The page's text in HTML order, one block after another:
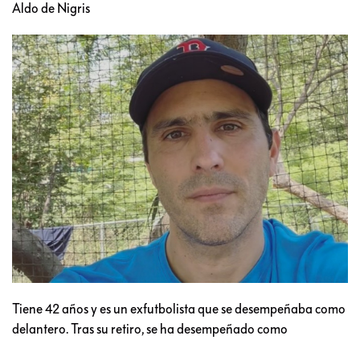
Aldo de Nigris
Tiene 42 años y es un exfutbolista que se desempeñaba como
delantero. Tras su retiro, se ha desempeñado como